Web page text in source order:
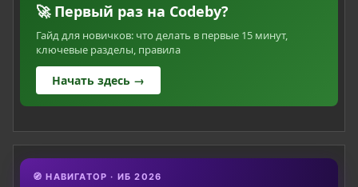
🚀 Первый раз на Codeby?
Гайд для новичков: что делать в первые 15 минут,
ключевые разделы, правила
Начать здесь →
🧭 НАВИГАТОР · ИБ 2026